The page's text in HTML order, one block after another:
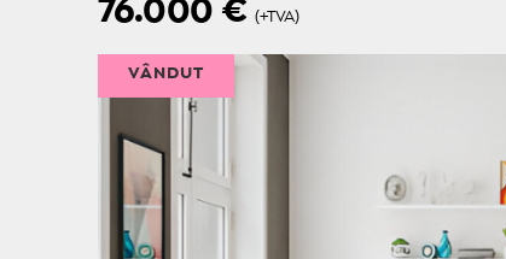
76.000€ (+TVA)
VÂNDUT